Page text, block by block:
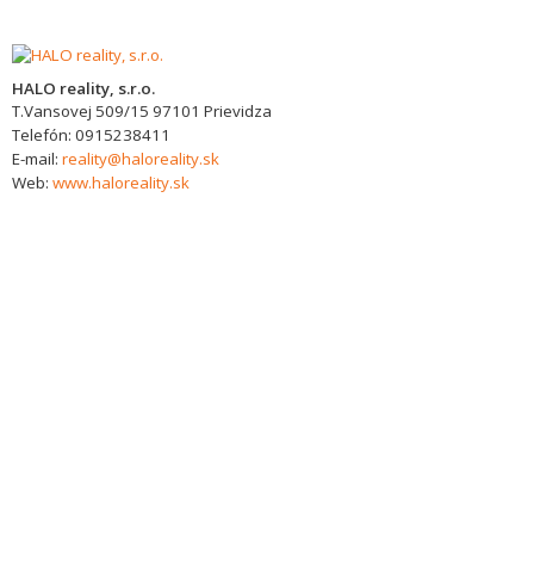
HALO reality, s.r.o.
T.Vansovej 509/15 97101 Prievidza
Telefón: 0915238411
E-mail: reality@haloreality.sk
Web: www.haloreality.sk